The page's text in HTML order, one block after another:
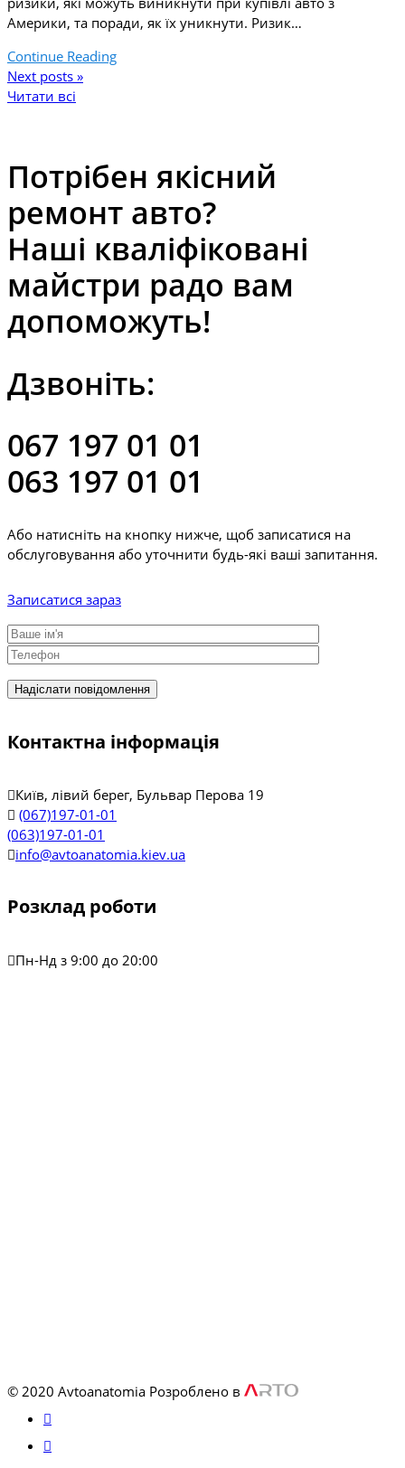
Америки, та поради, як їх уникнути. Ризик…
Continue Reading
Next posts »
Читати всі
Потрібен якісний
ремонт авто?
Наші кваліфіковані
майстри радо вам
допоможуть!
Дзвоніть:
067 197 01 01
063 197 01 01
Або натисніть на кнопку нижче, щоб записатися на
обслуговування або уточнити будь-які ваші запитання.
Записатися зараз
Контактна інформація
Київ, лівий берег, Бульвар Перова 19
(067)197-01-01
(063)197-01-01
info@avtoanatomia.kiev.ua
Розклад роботи
Пн-Нд з 9:00 до 20:00
© 2020 Avtoanatomia Розроблено в